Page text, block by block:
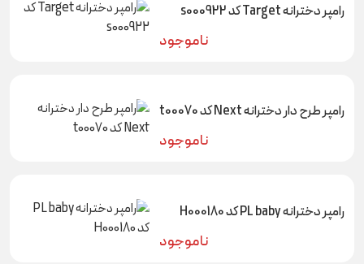
رامپر دخترانه Target کد s000922
ناموجود
رامپر طرح دار دخترانه Next کد t00070
ناموجود
رامپر دخترانه PL baby کد H000180
ناموجود